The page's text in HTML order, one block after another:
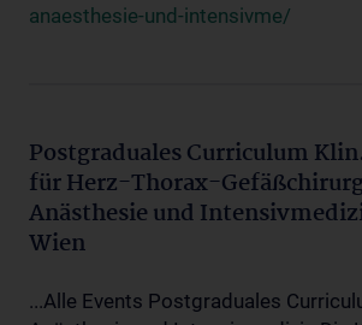
anaesthesie-und-intensivme/
Postgraduales Curriculum
für Herz-Thorax-
Anästhesie und
Wien
...Alle Events Postgraduales